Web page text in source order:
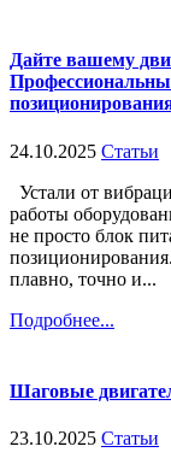
Дайте вашему
24.10.2025 Статьи
Устали от
работы
не просто блок
плавно, точно и...
Подробнее...
Шаговые
23.10.2025 Статьи